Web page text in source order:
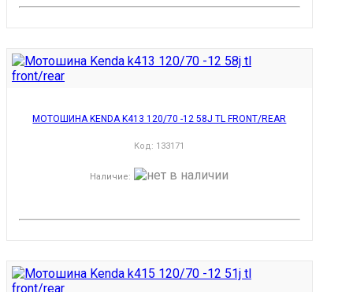
МОТОШИНА KENDA K413 120/70 -12 58J TL FRONT/REAR
Код: 133171
Наличие: